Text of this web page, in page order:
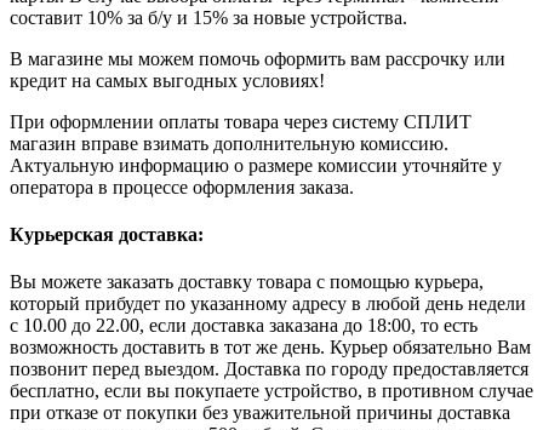
составит 10% за б/у и 15% за новые устройства.
В магазине мы можем помочь оформить вам рассрочку или
кредит на самых выгодных условиях!
При оформлении оплаты товара через систему СПЛИТ
магазин вправе взимать дополнительную комиссию.
Актуальную информацию о размере комиссии уточняйте у
оператора в процессе оформления заказа.
Курьерская доставка:
Вы можете заказать доставку товара с помощью курьера,
который прибудет по указанному адресу в любой день недели
с 10.00 до 22.00, если доставка заказана до 18:00, то есть
возможность доставить в тот же день. Курьер обязательно Вам
позвонит перед выездом. Доставка по городу предоставляется
бесплатно, если вы покупаете устройство, в противном случае
при отказе от покупки без уважительной причины доставка